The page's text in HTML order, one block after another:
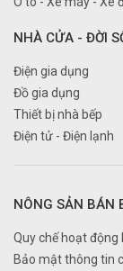
NHÀ CỬA - ĐỜI
Điện gia dụng
Đồ gia dụng
Thiết bị nhà bếp
Điện tử - Điện lạnh
NÔNG SẢN BÁN
Quy chế hoạt động
Bảo mật thông tin